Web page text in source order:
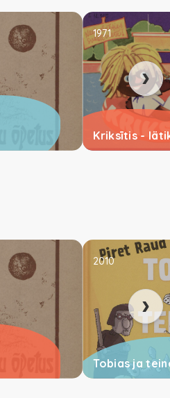
Kriksītis -
1971
›
Tobias ja
2010
›